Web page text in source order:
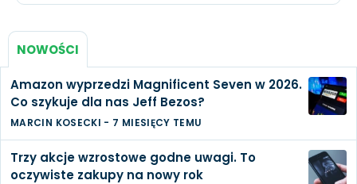
NOWOŚCI
Amazon wyprzedzi Magnificent Seven w 2026.
Co szykuje dla nas Jeff Bezos?
MARCIN KOSECKI - 7 MIESIĘCY TEMU
Trzy akcje wzrostowe godne uwagi. To
oczywiste zakupy na nowy rok